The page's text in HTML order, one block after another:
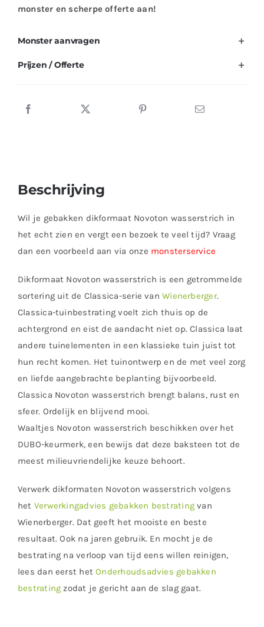
monster en scherpe offerte aan!
Monster aanvragen
Prijzen / Offerte
Beschrijving
Wil je gebakken dikformaat Novoton wasserstrich in
het echt zien en vergt een bezoek te veel tijd? Vraag
dan een voorbeeld aan via onze monsterservice
Dikformaat Novoton wasserstrich is een getrommelde
sortering uit de Classica-serie vanWienerberger.
Classica-tuinbestrating voelt zich thuis op de
achtergrond en eist de aandacht niet op. Classica laat
andere tuinelementen in een klassieke tuin juist tot
hun recht komen. Het tuinontwerp en de met veel zorg
en liefde aangebrachte beplanting bijvoorbeeld.
Classica Novoton wasserstrich brengt balans, rust en
sfeer. Ordelijk en blijvend mooi.
Waaltjes Novoton wasserstrich beschikken over het
DUBO-keurmerk, een bewijs dat deze baksteen tot de
meest milieuvriendelijke keuze behoort.
Verwerk dikformaten Novoton wasserstrich volgens
het Verwerkingadvies gebakken bestrating van
Wienerberger. Dat geeft het mooiste en beste
resultaat. Ook na jaren gebruik. En mocht je de
bestrating na verloop van tijd eens willen reinigen,
lees dan eerst hetOnderhoudsadvies gebakken
bestrating zodat je gericht aan de slag gaat.